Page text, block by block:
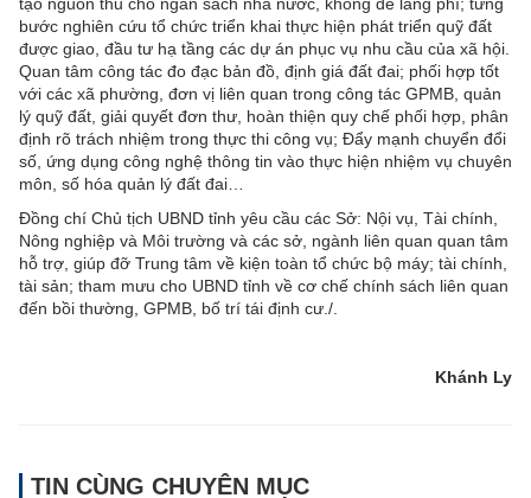
bước nghiên cứu tổ chức triển khai thực hiện phát triển quỹ đất
được giao, đầu tư hạ tầng các dự án phục vụ nhu cầu của xã hội.
Quan tâm công tác đo đạc bản đồ, định giá đất đai; phối hợp tốt
với các xã phường, đơn vị liên quan trong công tác GPMB, quản
lý quỹ đất, giải quyết đơn thư, hoàn thiện quy chế phối hợp, phân
định rõ trách nhiệm trong thực thi công vụ; Đẩy mạnh chuyển đổi
số, ứng dụng công nghệ thông tin vào thực hiện nhiệm vụ chuyên
môn, số hóa quản lý đất đai…
Đồng chí Chủ tịch UBND tỉnh yêu cầu các Sở: Nội vụ, Tài chính,
Nông nghiệp và Môi trường và các sở, ngành liên quan quan tâm
hỗ trợ, giúp đỡ Trung tâm về kiện toàn tổ chức bộ máy; tài chính,
tài sản; tham mưu cho UBND tỉnh về cơ chế chính sách liên quan
đến bồi thường, GPMB, bố trí tái định cư./.
Khánh Ly
TIN CÙNG CHUYÊN MỤC